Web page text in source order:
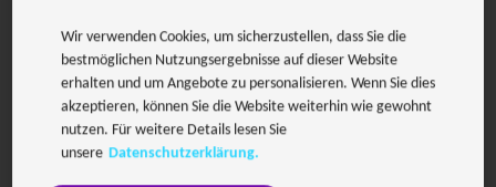
Prüfungsleistungen und die Notenabgabe weiterhin von
papierbasierten, manuellen Prozessen geprägt. Ausdrucke,
Unterschriftenläufe und unklare Zuständigkeiten führen zu langen
Bearbeitungszeiten, fehlender Transparenz und einem hohen
Abstimmungsaufwand für Studierende und Lehrende. Agree&Sign
digitalisiert diese Abläufe vollständig. Klar definierte Workflows,
Wir verwenden Cookies, um sicherzustellen, dass Sie die
bestmöglichen Nutzungsergebnisse auf dieser Website
erhalten und um Angebote zu personalisieren. Wenn Sie dies
akzeptieren, können Sie die Website weiterhin wie gewohnt
nutzen. Für weitere Details lesen Sie
unsere Datenschutzerklärung.